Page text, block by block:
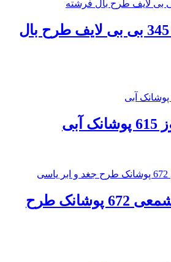
ست بیمارستانی 345 بی بی لایف طرح بال
کاپشن سرهمی شمعی 672 پوشانک طرح